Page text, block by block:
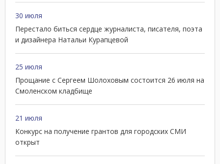
30 июля
Перестало биться сердце журналиста, писателя, поэта
и дизайнера Натальи Курапцевой
25 июля
Прощание с Сергеем Шолоховым состоится 26 июля на
Смоленском кладбище
21 июля
Конкурс на получение грантов для городских СМИ
открыт